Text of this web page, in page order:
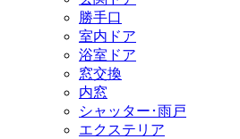
勝手口
室内ドア
浴室ドア
窓交換
内窓
シャッター･雨戸
エクステリア